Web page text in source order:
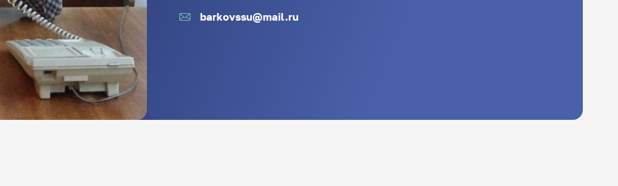
barkovssu@mail.ru